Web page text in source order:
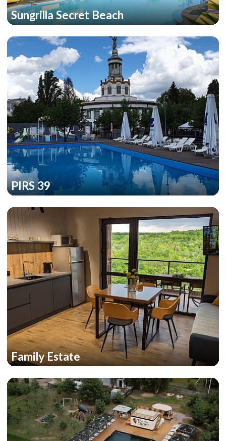
Sungrilla Secret Beach
PIRS 39
Family Estate